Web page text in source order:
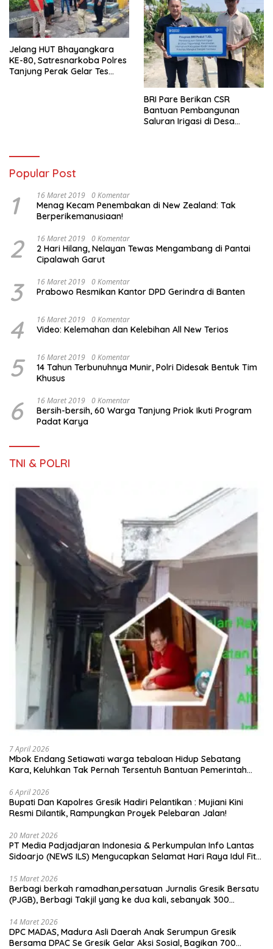
Jelang HUT Bhayangkara
KE-80, Satresnarkoba Polres
Tanjung Perak Gelar Tes
BRI Pare Berikan CSR
Bantuan Pembangunan
Saluran Irigasi di Desa
Popular Post
1 16 Maret 2019 0 Komentar
Menag Kecam Penembakan di New Zealand: Tak
Berperikemanusiaan!
2 16 Maret 2019 0 Komentar
2 Hari Hilang, Nelayan Tewas Mengambang di Pantai
Cipalawah Garut
3 16 Maret 2019 0 Komentar
Prabowo Resmikan Kantor DPD Gerindra di Banten
4 16 Maret 2019 0 Komentar
Video: Kelemahan dan Kelebihan All New Terios
5 16 Maret 2019 0 Komentar
14 Tahun Terbunuhnya Munir, Polri Didesak Bentuk Tim
Khusus
6 16 Maret 2019 0 Komentar
Bersih-bersih, 60 Warga Tanjung Priok Ikuti Program
Padat Karya
TNI & POLRI
7 April 2026
Mbok Endang Setiawati warga tebaloan Hidup Sebatang
Kara, Keluhkan Tak Pernah Tersentuh Bantuan Pemerintah
6 April 2026
​Bupati Dan Kapolres Gresik Hadiri Pelantikan : Mujiani Kini
Resmi Dilantik, Rampungkan Proyek Pelebaran Jalan!
20 Maret 2026
PT Media Padjadjaran Indonesia & Perkumpulan Info Lantas
Sidoarjo (NEWS ILS) Mengucapkan Selamat Hari Raya Idul Fitri
15 Maret 2026
Berbagi berkah ramadhan,persatuan Jurnalis Gresik Bersatu
(PJGB), Berbagi Takjil yang ke dua kali, sebanyak 300
14 Maret 2026
DPC MADAS, Madura Asli Daerah Anak Serumpun Gresik
Bersama DPAC Se Gresik Gelar Aksi Sosial, Bagikan 700